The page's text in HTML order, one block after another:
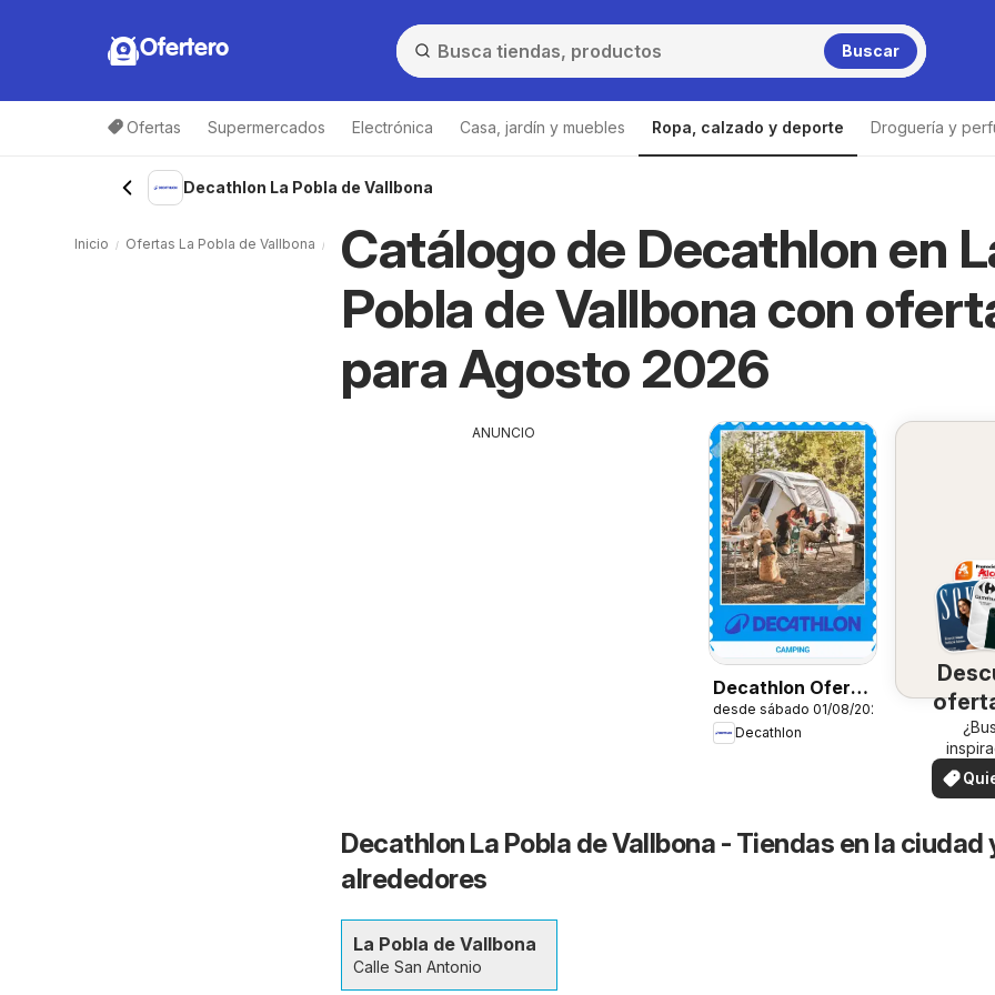
Ofertero Buscar
Ofertas Supermercados Electrónica Casa, jardín y muebles Ropa, calzado y deporte Droguería y
Decathlon La Pobla de Vallbona
Catálogo de Decathlon en
Pobla de Vallbona con
para Agosto 2026
ANUNCIO
Decathlon Oferta
estacional
desde sábado 01/08/2026
Decathlon
su
¡Vea
en su
ver
Decathlon La Pobla de Vallbona - Tiendas en la ciudad
alrededores
La Pobla de Vallbona
Calle San Antonio
Inicio Ofertas La Pobla de Vallbona Ropa, calzado y deporte La Pobla de Vallbona Decathlon La Pobla de Vallbona